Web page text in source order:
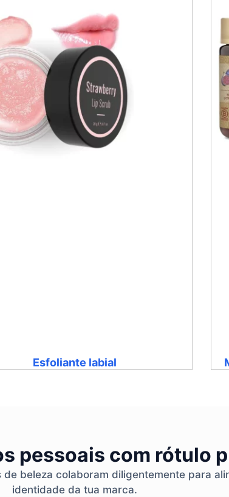
Esfoliante labial
pessoais com rótulo
beleza colaboram diligentemente para
identidade da tua marca.